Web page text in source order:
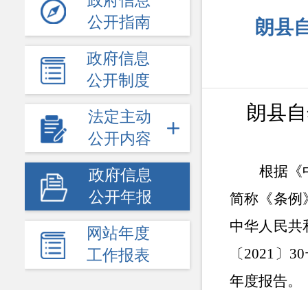
公开指南
政府信息
公开制度
法定主动
公开内容
政府信息
公开年报
网站年度
工作报表
朗县
朗县
根据《
简称《条例
中华人民共
〔2021〕
年度报告。